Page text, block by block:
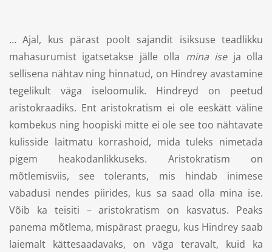
… Ajal, kus pärast poolt sajandit isiksuse teadlikku
mahasurumist igatsetakse jälle olla mina iseja olla
sellisena nähtav ning hinnatud, on Hindrey avastamine
tegelikult väga iseloomulik. Hindreyd on peetud
aristokraadiks. Ent aristokratism ei ole eeskätt väline
kombekus ning hoopiski mitte ei ole see too nähtavate
kulisside laitmatu korrashoid, mida tuleks nimetada
pigem heakodanlikkuseks. Aristokratism on
mõtlemisviis, see tolerants, mis hindab inimese
vabadusi nendes piirides, kus sa saad olla mina ise.
Võib ka teisiti – aristokratism on kasvatus. Peaks
panema mõtlema, mispärast praegu, kus Hindrey saab
laiemalt kättesaadavaks, on väga teravalt, kuid ka